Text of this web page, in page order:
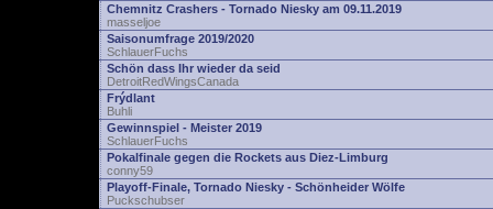
Chemnitz Crashers - Tornado Niesky am 09.11.2019
masseljoe
Saisonumfrage 2019/2020
SchlauerFuchs
Schön dass Ihr wieder da seid
DetroitRedWingsCanada
Frýdlant
Buhli
Gewinnspiel - Meister 2019
SchlauerFuchs
Pokalfinale gegen die Rockets aus Diez-Limburg
conny59
Playoff-Finale, Tornado Niesky - Schönheider Wölfe
Puckschubser